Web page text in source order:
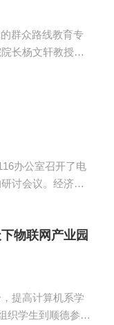
，掌握技能，培
争取在培训收获
群众路线教育专
长杨文轩教授，
党员要提高认
结一致，全心全
办公室召开了电
讨会议。经济系
，进一步凝练特
己的看法和见
物联网产业园
提高计算机系学
织学生到顺德参观